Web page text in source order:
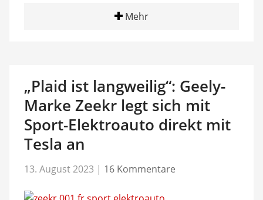
Mehr
„Plaid ist langweilig“: Geely-
Marke Zeekr legt sich mit
Sport-Elektroauto direkt mit
Tesla an
13. August 2023 | 16 Kommentare